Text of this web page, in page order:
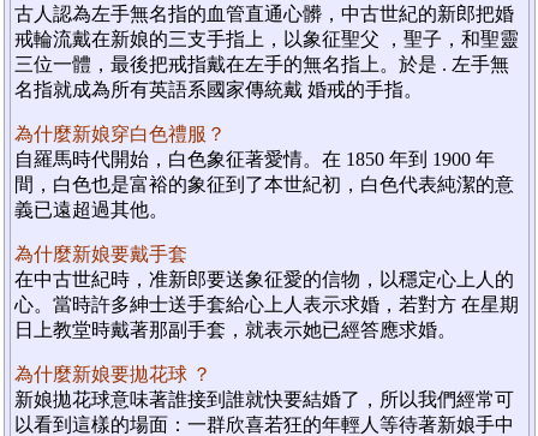
古人認為左手無名指的血管直通心髒，中古世紀的新郎把婚
戒輪流戴在新娘的三支手指上，以象征聖父 ，聖子，和聖靈
三位一體，最後把戒指戴在左手的無名指上。於是 . 左手無
名指就成為所有英語系國家傳統戴 婚戒的手指。
為什麼新娘穿白色禮服？
自羅馬時代開始，白色象征著愛情。在 1850 年到 1900 年
間，白色也是富裕的象征到了本世紀初，白色代表純潔的意
義已遠超過其他。
為什麼新娘要戴手套
在中古世紀時，准新郎要送象征愛的信物，以穩定心上人的
心。當時許多紳士送手套給心上人表示求婚，若對方 在星期
日上教堂時戴著那副手套，就表示她已經答應求婚。
為什麼新娘要拋花球 ？
新娘拋花球意味著誰接到誰就快要結婚了，所以我們經常可
以看到這樣的場面：一群欣喜若狂的年輕人等待著新娘手中